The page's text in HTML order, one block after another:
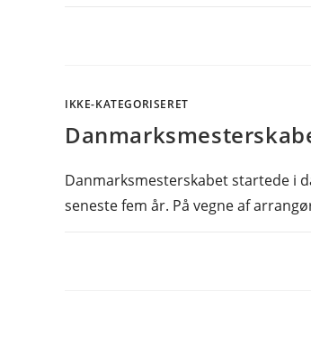
IKKE-KATEGORISERET
Danmarksmesterskabet startede i
seneste fem år. På vegne af